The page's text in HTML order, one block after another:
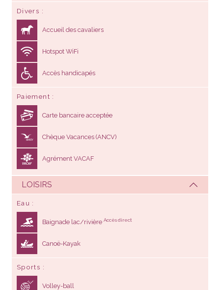
Divers
Accueil des cavaliers
Hotspot WiFi
Accès handicapés
Paiement
Carte bancaire acceptée
Chèque Vacances (ANCV)
Agrément VACAF
LOISIRS
Eau
Baignade lac/rivière Accès direct
Canoë-Kayak
Sports
Volley-ball